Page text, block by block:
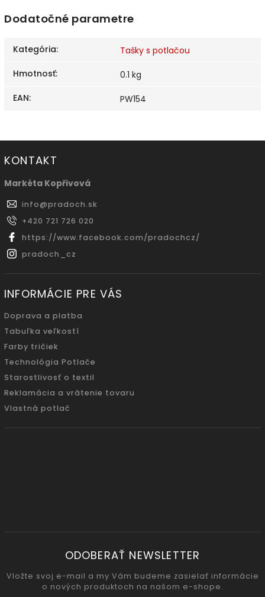
Dodatočné parametre
Kategória:
Tašky s potlačou
Hmotnosť:
0.1 kg
EAN: PW154
KONTAKT
Markéta Kopřivová
info@pradoch.sk
+420 721 726 020
https://www.facebook.com/pradochcz/
pradoch_cz
INFORMÁCIE PRE VÁS
Doprava a platba
Tabuľka veľkostí
Farby tričiek
Technológia Potlače
Starostlivosť o textil
Reklamácia a vrátenie tovaru
Vlastná potlač
ODOBERAŤ NEWSLETTER
Vložte svoj e-mail a my Vám budeme zasielať informácie
o nových produktoch na našom e-shope.